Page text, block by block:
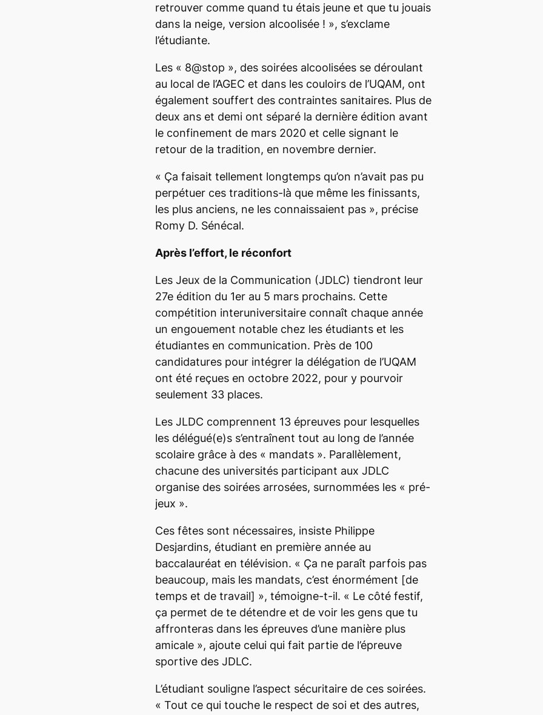
retrouver comme quand tu étais jeune et que tu jouais
dans la neige, version alcoolisée ! », s’exclame
l’étudiante.
Les « 8@stop », des soirées alcoolisées se déroulant
au local de l’AGEC et dans les couloirs de l’UQAM, ont
également souffert des contraintes sanitaires. Plus de
deux ans et demi ont séparé la dernière édition avant
le confinement de mars 2020 et celle signant le
retour de la tradition, en novembre dernier.
« Ça faisait tellement longtemps qu’on n’avait pas pu
perpétuer ces traditions-là que même les finissants,
les plus anciens, ne les connaissaient pas », précise
Romy D. Sénécal.
Après l’effort, le réconfort
Les Jeux de la Communication (JDLC) tiendront leur
27e édition du 1er au 5 mars prochains. Cette
compétition interuniversitaire connaît chaque année
un engouement notable chez les étudiants et les
étudiantes en communication. Près de 100
candidatures pour intégrer la délégation de l’UQAM
ont été reçues en octobre 2022, pour y pourvoir
seulement 33 places.
Les JLDC comprennent 13 épreuves pour lesquelles
les délégué(e)s s’entraînent tout au long de l’année
scolaire grâce à des « mandats ». Parallèlement,
chacune des universités participant aux JDLC
organise des soirées arrosées, surnommées les « pré-
jeux ».
Ces fêtes sont nécessaires, insiste Philippe
Desjardins, étudiant en première année au
baccalauréat en télévision. « Ça ne paraît parfois pas
beaucoup, mais les mandats, c’est énormément [de
temps et de travail] », témoigne-t-il. « Le côté festif,
ça permet de te détendre et de voir les gens que tu
affronteras dans les épreuves d’une manière plus
amicale », ajoute celui qui fait partie de l’épreuve
sportive des JDLC.
L’étudiant souligne l’aspect sécuritaire de ces soirées.
« Tout ce qui touche le respect de soi et des autres,